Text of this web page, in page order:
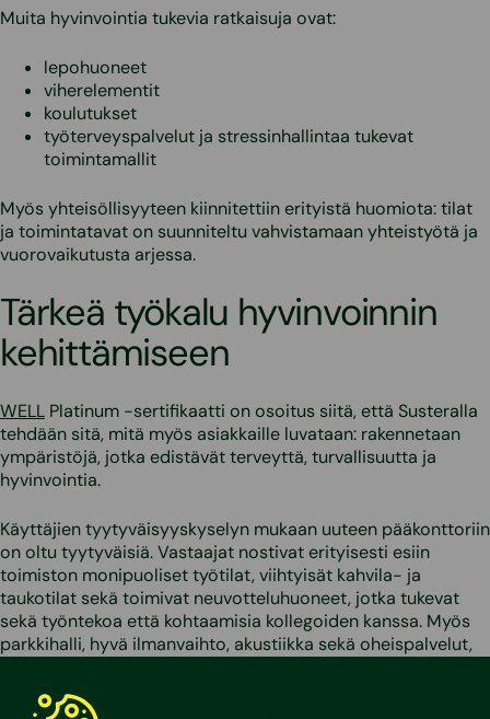
Muita hyvinvointia tukevia ratkaisuja ovat:
lepohuoneet
viherelementit
koulutukset
työterveyspalvelut ja stressinhallintaa tukevat
toimintamallit
Myös yhteisöllisyyteen kiinnitettiin erityistä huomiota: tilat
ja toimintatavat on suunniteltu vahvistamaan yhteistyötä ja
vuorovaikutusta arjessa.
Tärkeä työkalu hyvinvoinnin
kehittämiseen
WELL Platinum -sertifikaatti on osoitus siitä, että Susteralla
tehdään sitä, mitä myös asiakkaille luvataan: rakennetaan
ympäristöjä, jotka edistävät terveyttä, turvallisuutta ja
hyvinvointia.
Käyttäjien tyytyväisyyskyselyn mukaan uuteen pääkonttoriin
on oltu tyytyväisiä. Vastaajat nostivat erityisesti esiin
toimiston monipuoliset työtilat, viihtyisät kahvila- ja
taukotilat sekä toimivat neuvotteluhuoneet, jotka tukevat
sekä työntekoa että kohtaamisia kollegoiden kanssa. Myös
parkkihalli, hyvä ilmanvaihto, akustiikka sekä oheispalvelut,